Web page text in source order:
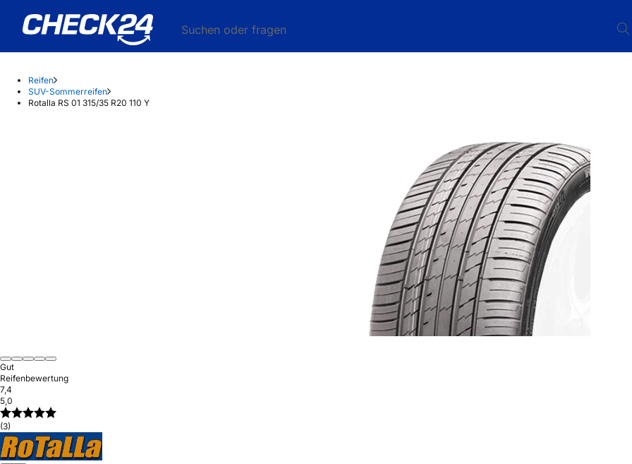
Suchen oder fragen
Reifen
SUV-Sommerreifen
Rotalla RS 01 315/35 R20 110 Y
Gut
Reifenbewertung
7,4
5,0
(3)